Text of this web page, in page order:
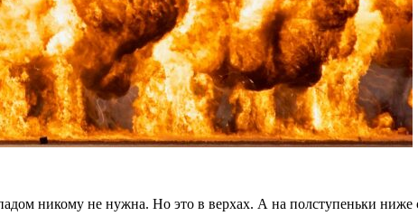
никому не нужна. Но это в верхах. А на полступеньки